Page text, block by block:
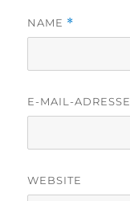
NAME *
E-MAIL-ADRESSE
WEBSITE